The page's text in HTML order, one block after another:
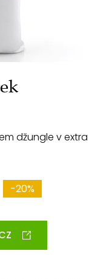
džungle v extra
-20%